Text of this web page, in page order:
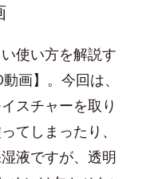
使い方を解説す
画】。今回は、
スチャーを取り
てしまったり、
液ですが、透明